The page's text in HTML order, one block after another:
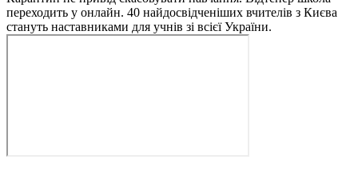
переходить у онлайн. 40 найдосвідченіших вчителів з Києва
стануть наставниками для учнів зі всієї України.